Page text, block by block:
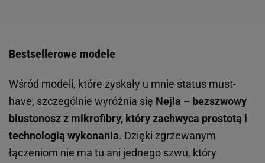
Bestsellerowe modele
Wśród modeli, które zyskały u mnie status must-
have, szczególnie wyróżnia się Nejla – bezszwowy
biustonosz z mikrofibry, który zachwyca prostotą i
technologią wykonania. Dzięki zgrzewanym
łączeniom nie ma tu ani jednego szwu, który